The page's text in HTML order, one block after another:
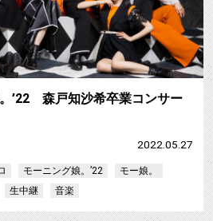
’22 森戸知沙希卒業コンサー
2022.05.27
モーニング娘。’22
モー娘。
生中継 音楽